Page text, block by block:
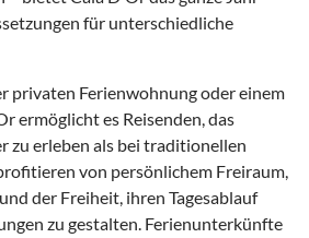
für unterschiedliche
privaten Ferienwohnung oder einem
ermöglicht es Reisenden, das
zu erleben als bei traditionellen
von persönlichem Freiraum,
der Freiheit, ihren Tagesablauf
zu gestalten. Ferienunterkünfte